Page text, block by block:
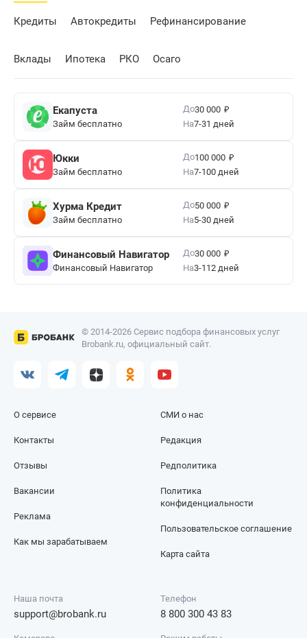
Кредиты Автокредиты Рефинансирование
Вклады Ипотека РКО Осаго
Екапуста
Займ бесплатно
До30 000 ₽
На7-31 дней
Юкки
Займ бесплатно
До100 000 ₽
На7-100 дней
Хурма Кредит
Займ бесплатно
До50 000 ₽
На5-30 дней
Финансовый Навигатор
Финансовый Навигатор
До30 000 ₽
На3-112 дней
© 2014-2026 Сервис подбора финансовых услуг
Brobank.ru, официальный сайт.
О сервисе
Контакты
Отзывы
СМИ о нас
Редакция
Редполитика
Вакансии
Реклама
Как мы зарабатываем
Политика
конфиденциальности
Пользовательское соглашение
Карта сайта
Наша почта
support@brobank.ru
Телефон
8 800 300 43 83